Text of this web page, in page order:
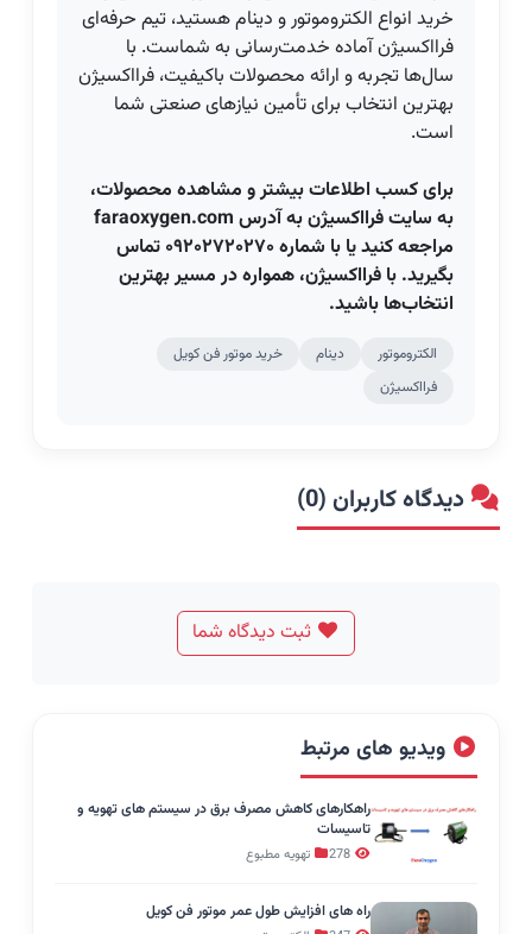
خرید انواع الکتروموتور و دینام هستید، تیم حرفه‌ای
فرااکسیژن آماده خدمت‌رسانی به شماست. با
سال‌ها تجربه و ارائه محصولات باکیفیت، فرااکسیژن
بهترین انتخاب برای تأمین نیازهای صنعتی شما
است.
برای کسب اطلاعات بیشتر و مشاهده محصولات،
به سایت فرااکسیژن به آدرس faraoxygen.com
مراجعه کنید یا با شماره ۰۹۲۰۲۷۲۰۲۷۰ تماس
بگیرید. با فرااکسیژن، همواره در مسیر بهترین
انتخاب‌ها باشید.
الکتروموتور دینام
خرید موتور فن کویل
فرااکسیژن
دیدگاه کاربران (0)
ثبت دیدگاه شما
ویدیو های مرتبط
راهکارهای کاهش مصرف برق در سیستم های تهویه و
تاسیسات
تهویه مطبوع
راه های افزایش طول عمر موتور فن کویل